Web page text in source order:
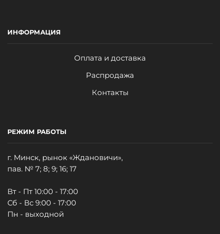
ИНФОРМАЦИЯ
Оплата и доставка
Распродажа
Контакты
РЕЖИМ РАБОТЫ
г. Минск, рынок «Ждановичи»,
пав. № 7; 8; 9; 16; 17
Вт - Пт 10:00 - 17:00
Сб - Вс 9:00 - 17:00
Пн - выходной